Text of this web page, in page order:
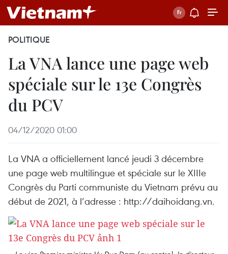
POLITIQUE
La VNA lance une page web
spéciale sur le 13e Congrès
du PCV
04/12/2020 01:00
La VNA a officiellement lancé jeudi 3 décembre
une page web multilingue et spéciale sur le XIIIe
Congrès du Parti communiste du Vietnam prévu au
début de 2021, à l’adresse : http://daihoidang.vn.